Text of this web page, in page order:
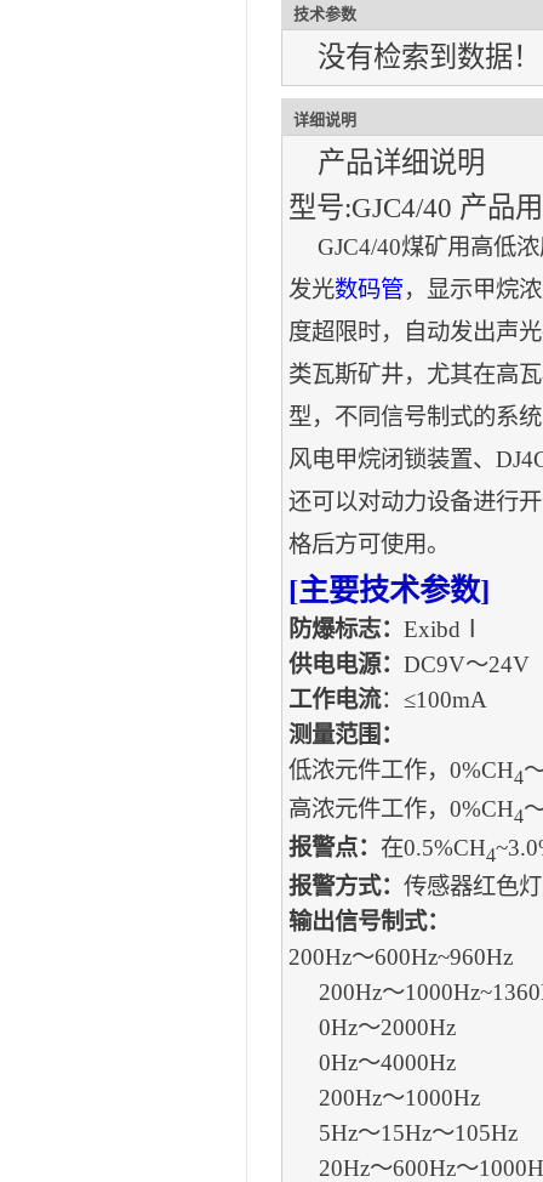
技术参数
没有检索到数据！
详细说明
产品详细说明
型号:GJC4/40 产品
GJC4/40煤矿用高低
发光数码管，显示甲烷
度超限时，自动发出声
类瓦斯矿井，尤其在高
型，不同信号制式的系
风电甲烷闭锁装置、
还可以对动力设备进行
格后方可使用。
[主要技术参数]
防爆标志： ExibdⅠ
供电电源： DC9V～24V
工作电流：≤100mA
测量范围：
低浓元件工作，0%CH4
高浓元件工作，0%CH4
报警点： 在0.5%CH4
报警方式： 传感器红色
输出信号制式：
200Hz～600Hz~960Hz
200Hz～
0Hz～2000Hz
0Hz～4000Hz
200Hz～1000Hz
5Hz～15Hz～105Hz
20Hz～600Hz～